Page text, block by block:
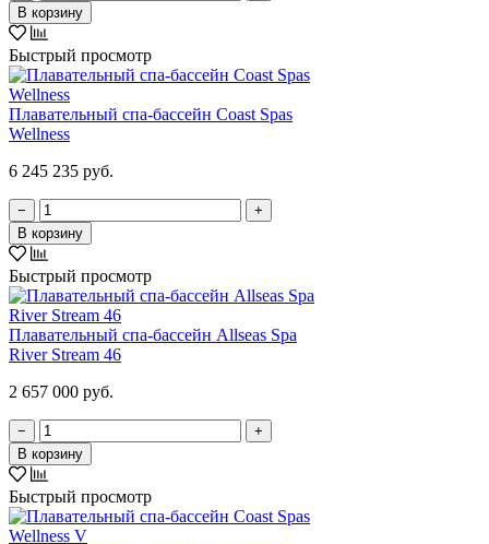
В корзину
Быстрый просмотр
Плавательный спа-бассейн Coast Spas
Wellness
6 245 235 руб.
−
+
В корзину
Быстрый просмотр
Плавательный спа-бассейн Allseas Spa
River Stream 46
2 657 000 руб.
−
+
В корзину
Быстрый просмотр